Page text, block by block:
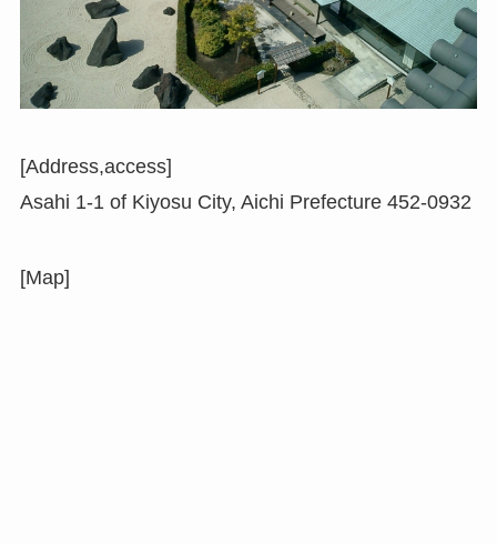
[Address,access]
Asahi 1-1 of Kiyosu City, Aichi Prefecture 452-0932
[Map]